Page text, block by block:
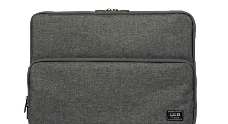
ノートPCと付属品を一緒に持ち運べるクッション
ケース
メーカー希望小売価格：
¥4,910+ 税
・ 上質でカジュアル感のあるファブリック素材。 ・ クッション
材 が ノ ート P C をしっ か り 保 護 し ま す 。